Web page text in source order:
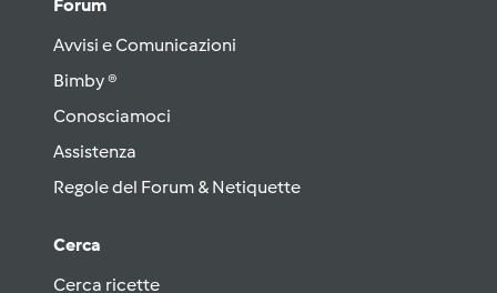
Forum
Avvisi e Comunicazioni
Bimby ®
Conosciamoci
Assistenza
Regole del Forum & Netiquette
Cerca
Cerca ricette